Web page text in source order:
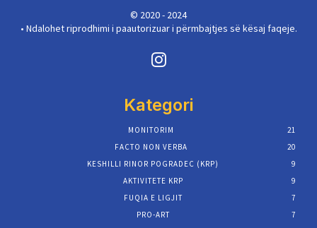
© 2020 - 2024
• Ndalohet riprodhimi i paautorizuar i përmbajtjes së kësaj faqeje.
Kategori
MONITORIM
21
FACTO NON VERBA
20
KESHILLI RINOR POGRADEC (KRP)
9
AKTIVITETE KRP
9
FUQIA E LIGJIT
7
PRO-ART
7